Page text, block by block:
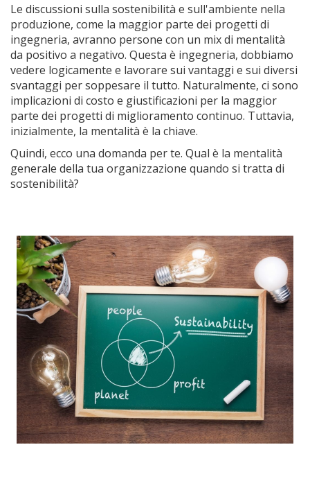
Le discussioni sulla sostenibilità e sull'ambiente nella
produzione, come la maggior parte dei progetti di
ingegneria, avranno persone con un mix di mentalità
da positivo a negativo. Questa è ingegneria, dobbiamo
vedere logicamente e lavorare sui vantaggi e sui diversi
svantaggi per soppesare il tutto. Naturalmente, ci sono
implicazioni di costo e giustificazioni per la maggior
parte dei progetti di miglioramento continuo. Tuttavia,
inizialmente, la mentalità è la chiave.
Quindi, ecco una domanda per te. Qual è la mentalità
generale della tua organizzazione quando si tratta di
sostenibilità?